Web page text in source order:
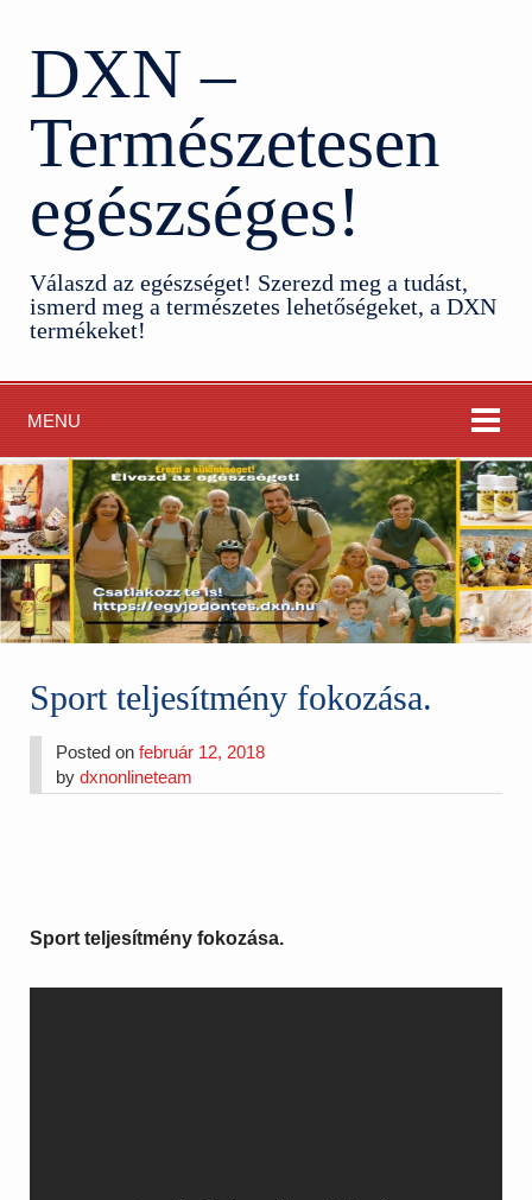
DXN –
Természetesen
egészséges!
Válaszd az egészséget! Szerezd meg a tudást,
ismerd meg a természetes lehetőségeket, a DXN
termékeket!
MENU
Sport teljesítmény fokozása.
Posted onfebruár 12, 2018
bydxnonlineteam
Sport teljesítmény fokozása.